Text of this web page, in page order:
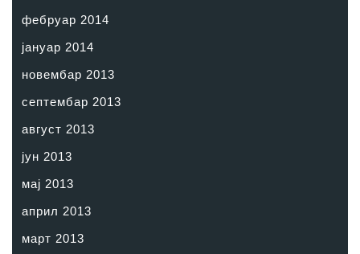
фебруар 2014
јануар 2014
новембар 2013
септембар 2013
август 2013
јун 2013
мај 2013
април 2013
март 2013